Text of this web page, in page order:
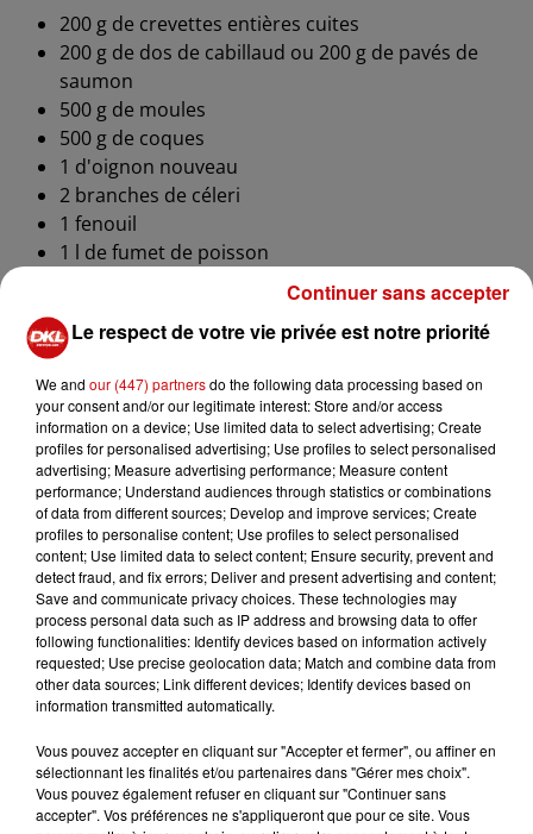
200 g de crevettes entières cuites
200 g de dos de cabillaud ou 200 g de pavés de
saumon
500 g de moules
500 g de coques
1 d'oignon nouveau
2 branches de céleri
1 fenouil
1 l de fumet de poisson
3 gousses d'ail
2 doses de safran
thym séché
3c. à s. d'huile d'olive
sel, poivre noir
Préparation:
Faire revenir les légumes émincés dans l’huile
pendant 5 minutes. Ajoutez l’ail haché, les
tomates en cubes et le vin blanc.
Compléter avec le fumet de poisson, le safran
et le thym.
tronçons de poissons. Les pocher 10 minutes
à frémissements puis débarrasser.
Augmenter le feu et ajouter les coquillages et
Le respect de votre vie privée est notre priorité
We and our (447) partnersdo the following data processing based on
your consent and/or our legitimate interest: Store and/or access
information on a device; Use limited data to select advertising; Create
profiles for personalised advertising; Use profiles to select personalised
advertising; Measure advertising performance; Measure content
performance; Understand audiences through statistics or combinations
of data from different sources; Develop and improve services; Create
profiles to personalise content; Use profiles to select personalised
content; Use limited data to select content; Ensure security, prevent and
detect fraud, and fix errors; Deliver and present advertising and content;
Save and communicate privacy choices. These technologies may
process personal data such as IP address and browsing data to offer
following functionalities: Identify devices based on information actively
requested; Use precise geolocation data; Match and combine data from
other data sources; Link different devices; Identify devices based on
information transmitted automatically.
Vous pouvez accepter en cliquant sur "Accepter et fermer", ou affiner en
sélectionnant les finalités et/ou partenaires dans "Gérer mes choix".
Vous pouvez également refuser en cliquant sur "Continuer sans
accepter". Vos préférences ne s'appliqueront que pour ce site. Vous
Continuer sans accepter